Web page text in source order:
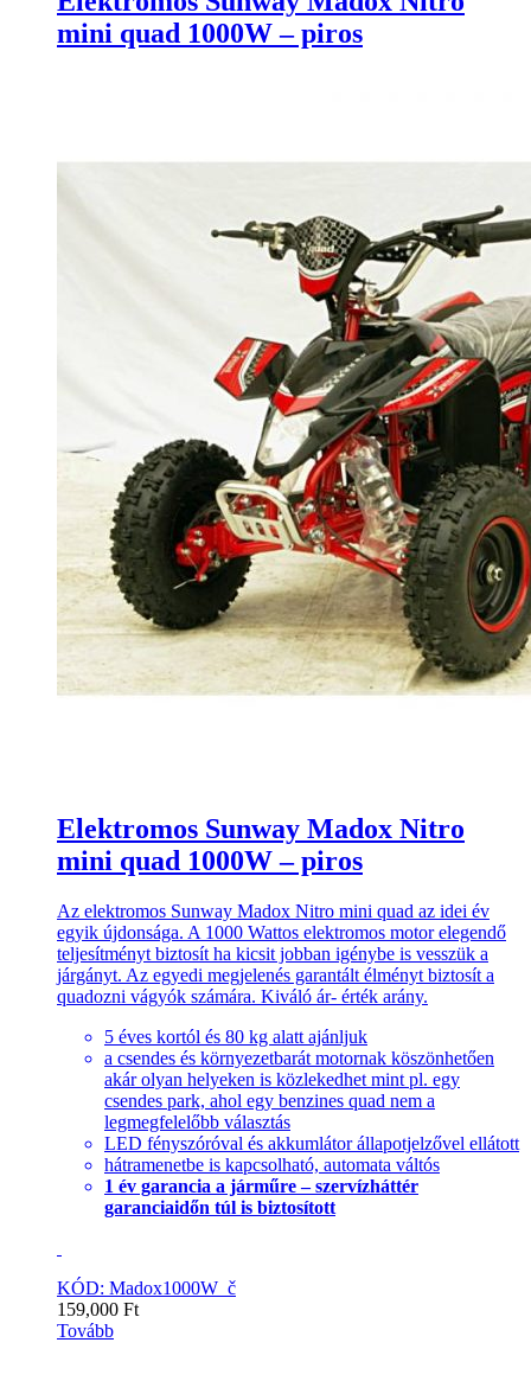
mini quad 1000W – piros
Elektromos Sunway Madox Nitro
mini quad 1000W – piros
Az elektromos Sunway Madox Nitro mini quad az idei év
egyik újdonsága. A 1000 Wattos elektromos motor elegendő
teljesítményt biztosít ha kicsit jobban igénybe is vesszük a
járgányt. Az egyedi megjelenés garantált élményt biztosít a
quadozni vágyók számára. Kiváló ár- érték arány.
5 éves kortól és 80 kg alatt ajánljuk
a csendes és környezetbarát motornak köszönhetően
akár olyan helyeken is közlekedhet mint pl. egy
csendes park, ahol egy benzines quad nem a
legmegfelelőbb választás
LED fényszóróval és akkumlátor állapotjelzővel ellátott
hátramenetbe is kapcsolható, automata váltós
1 év garancia a járműre – szervízháttér
garanciaidőn túl is biztosított
KÓD: Madox1000W_č
159,000 Ft
Tovább